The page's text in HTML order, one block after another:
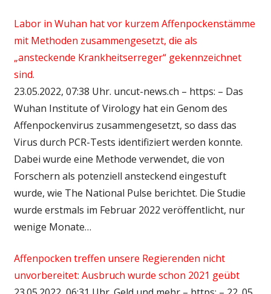
Labor in Wuhan hat vor kurzem Affenpockenstämme
mit Methoden zusammengesetzt, die als
„ansteckende Krankheitserreger“ gekennzeichnet
sind.
23.05.2022, 07:38 Uhr. uncut-news.ch – https: – Das
Wuhan Institute of Virology hat ein Genom des
Affenpockenvirus zusammengesetzt, so dass das
Virus durch PCR-Tests identifiziert werden konnte.
Dabei wurde eine Methode verwendet, die von
Forschern als potenziell ansteckend eingestuft
wurde, wie The National Pulse berichtet. Die Studie
wurde erstmals im Februar 2022 veröffentlicht, nur
wenige Monate…
Affenpocken treffen unsere Regierenden nicht
unvorbereitet: Ausbruch wurde schon 2021 geübt